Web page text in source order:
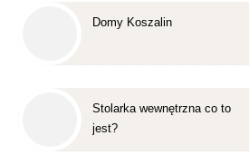
Domy Koszalin
Stolarka wewnętrzna co to
jest?